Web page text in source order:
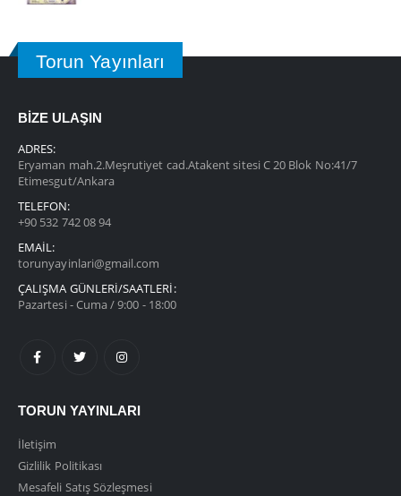
Torun Yayınları
BİZE ULAŞIN
ADRES:
Eryaman mah.2.Meşrutiyet cad.Atakent sitesi C 20 Blok No:41/7
Etimesgut/Ankara
TELEFON:
+90 532 742 08 94
EMAIL:
torunyayinlari@gmail.com
ÇALIŞMA GÜNLERİ/SAATLERİ:
Pazartesi - Cuma / 9:00 - 18:00
TORUN YAYINLARI
İletişim
Gizlilik Politikası
Mesafeli Satış Sözleşmesi